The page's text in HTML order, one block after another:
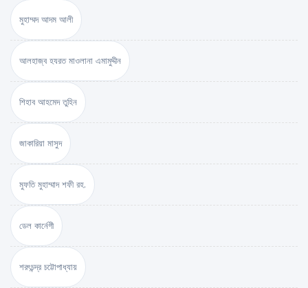
মুহাম্মদ আদম আলী
আলহাজ্ব হযরত মাওলানা এমামুদ্দীন
শিহাব আহমেদ তুহিন
জাকারিয়া মাসুদ
মুফতি মুহাম্মাদ শফী রহ.
ডেল কার্নেগী
শরৎচন্দ্র চট্টোপাধ্যায়